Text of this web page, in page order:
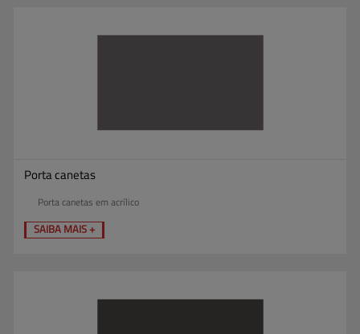
Porta canetas
Porta canetas em acrílico
SAIBA MAIS +